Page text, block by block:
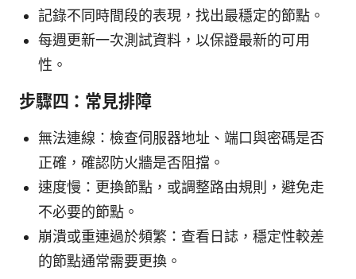
記錄不同時間段的表現，找出最穩定的節點。
每週更新一次測試資料，以保證最新的可用
性。
步驟四：常見排障
無法連線：檢查伺服器地址、端口與密碼是否
正確，確認防火牆是否阻擋。
速度慢：更換節點，或調整路由規則，避免走
不必要的節點。
崩潰或重連過於頻繁：查看日誌，穩定性較差
的節點通常需要更換。